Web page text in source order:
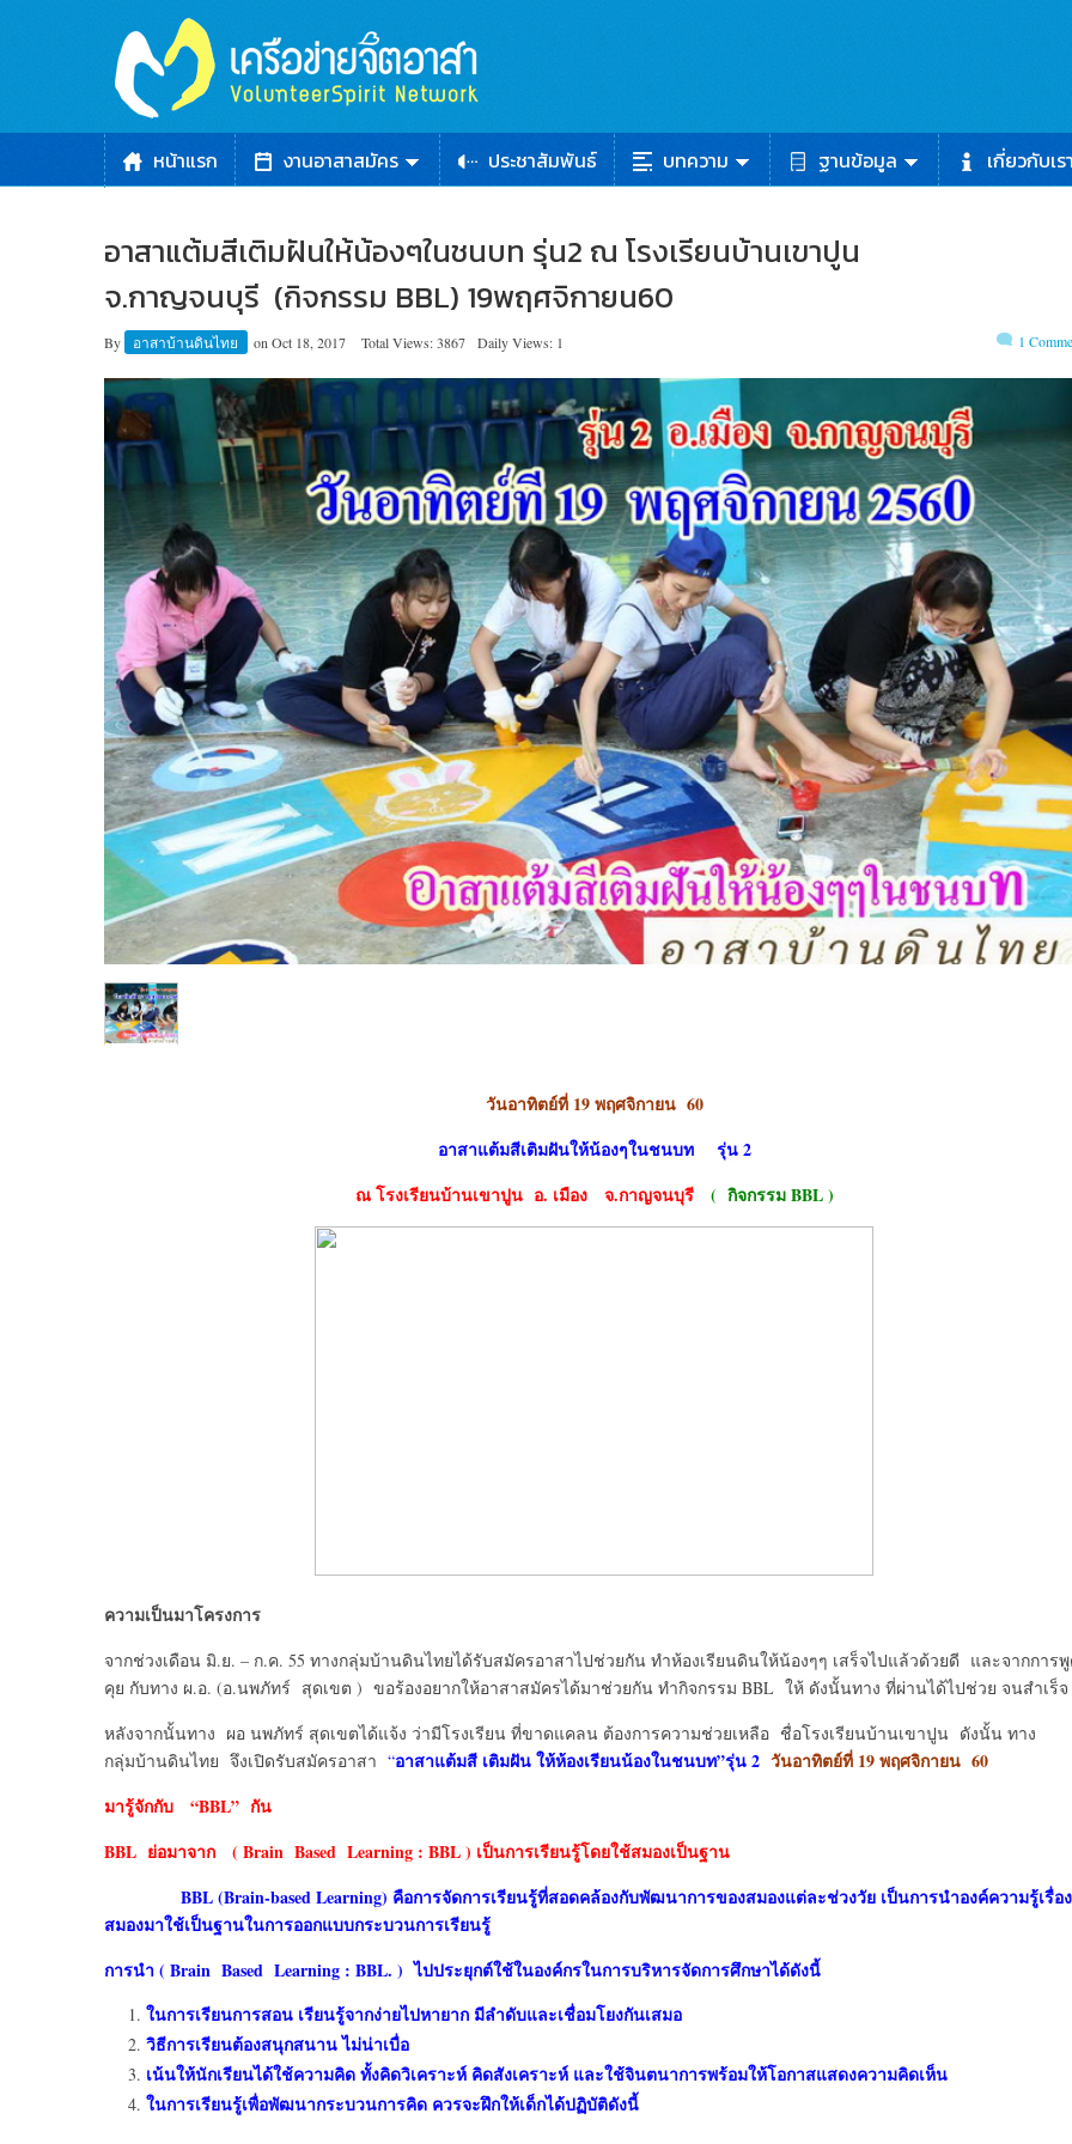
หน้าแรก งานอาสาสมัคร ประชาสัมพันธ์ บทความ ฐานข้อมูล เกี่ยวกับเร
อาสาแต้มสีเติมฝันให้น้องๆในชนบท รุ่น2 ณ โรงเรียนบ้านเขาปูน
จ.กาญจนบุรี (กิจกรรม BBL) 19พฤศจิกายน60
By อาสาบ้านดินไทย on Oct 18, 2017 Total Views: 3867 Daily Views: 1 1
วันอาทิตย์ที่ 19 พฤศจิกายน 60
อาสาแต้มสีเติมฝันให้น้องๆในชนบท
รุ่น2
ณ โรงเรียนบ้านเขาปูนอ. เมือง จ.กาญจนบุรี ( กิจกรรม BBL )
ความเป็นมาโครงการ
จากช่วงเดือน มิ.ย. – ก.ค. 55 ทางกลุ่มบ้านดินไทยได้รับสมัครอาสาไปช่วยกัน ทำห้องเรียนดินให้น้องๆๆ เสร็จไปแล้วด้วยดี และจากการ
คุย กับทาง ผ.อ. (อ.นพภัทร์ สุดเขต ) ขอร้องอยากให้อาสาสมัครได้มาช่วยกัน ทำกิจกรรม BBL ให้ ดังนั้นทาง ที่ผ่านได้ไปช่วย จนสำเร็จ
หลังจากนั้นทาง ผอ นพภัทร์ สุดเขตได้แจ้ง ว่ามีโรงเรียน ที่ขาดแคลน ต้องการความช่วยเหลือ ชื่อโรงเรียนบ้านเขาปูน ดังนั้น ทา
กลุ่มบ้านดินไทย จึงเปิดรับสมัครอาสา “อาสาแต้มสี เติมฝัน ให้ห้องเรียนน้องในชนบท”รุ่น2 วันอาทิตย์ที่ 19 พฤศจิกายน 60
มารู้จักกับ “BBL” กัน
BBL ย่อมาจาก ( Brain Based Learning : BBL ) เป็นการเรียนรู้โดยใช้สมองเป็นฐาน
BBL (Brain-based Learning) คือการจัดการเรียนรู้ที่สอดคล้องกับพัฒนาการของสมองแต่ละช่วงวัย เป็นการนำองค์ความรู้เรื่อง
สมองมาใช้เป็นฐานในการออกแบบกระบวนการเรียนรู้
การนำ (Brain Based Learning : BBL. ) ไปประยุกต์ใช้ในองค์กรในการบริหารจัดการศึกษาได้ดังนี้
ในการเรียนการสอน เรียนรู้จากง่ายไปหายาก มีลำดับและเชื่อมโยงกันเสมอ
วิธีการเรียนต้องสนุกสนาน ไม่น่าเบื่อ
เน้นให้นักเรียนได้ใช้ความคิด ทั้งคิดวิเคราะห์ คิดสังเคราะห์ และใช้จินตนาการพร้อมให้โอกาสแสดงความคิดเห็น
ในการเรียนรู้เพื่อพัฒนากระบวนการคิด ควรจะฝึกให้เด็กได้ปฏิบัติดังนี้